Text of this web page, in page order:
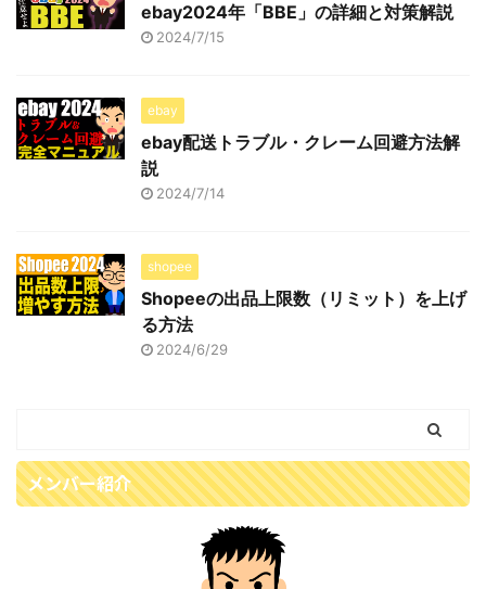
ebay2024年「BBE」の詳細と対策解説
2024/7/15
ebay
ebay配送トラブル・クレーム回避方法解
説
2024/7/14
shopee
Shopeeの出品上限数（リミット）を上げ
る方法
2024/6/29
メンバー紹介